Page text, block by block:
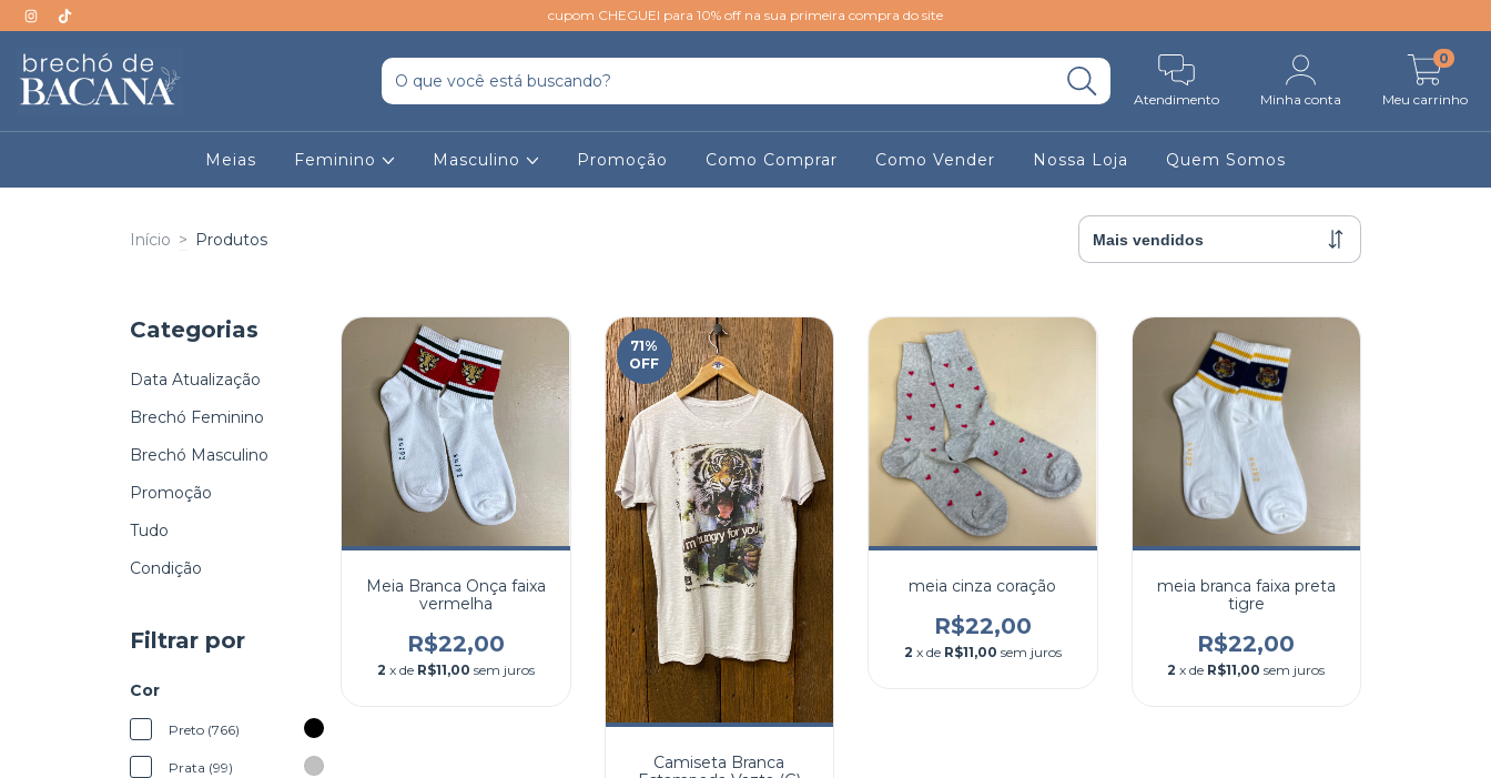
cupom CHEGUEI para 10% off na sua primeira compra do site
Atendimento Minha conta Meu carrinho
0
Meias Feminino Masculino Promoção Como Comprar Como Vender Nossa Loja Quem Somos
Início > Produtos
Categorias
Data Atualização
Brechó Feminino
Brechó Masculino
Promoção
Tudo
Condição
Filtrar por
Cor
Preto (766)
Prata (99)
Meia Branca Onça faixa
vermelha
R$22,00
2 x de R$11,00 sem juros
71%
OFF
Camiseta Branca
meia cinza coração
R$22,00
2 x de R$11,00 sem juros
meia branca faixa preta
tigre
R$22,00
2 x de R$11,00 sem juros